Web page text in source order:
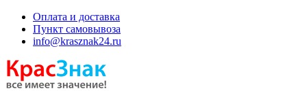
Оплата и доставка
Пункт самовывоза
info@krasznak24.ru